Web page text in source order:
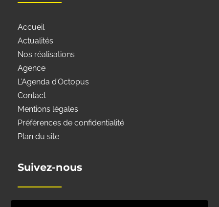
Accueil
Actualités
Nos réalisations
Agence
L’Agenda d’Octopus
Contact
Mentions légales
Préférences de confidentialité
Plan du site
Suivez-nous